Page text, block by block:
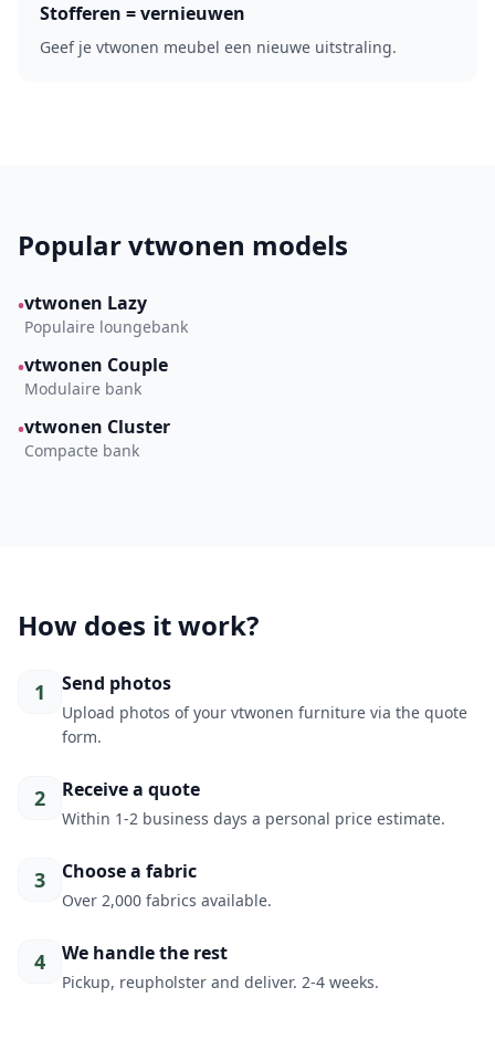
Stofferen = vernieuwen
Geef je vtwonen meubel een nieuwe uitstraling.
Popular vtwonen models
•vtwonen Lazy
Populaire loungebank
•vtwonen Couple
Modulaire bank
•vtwonen Cluster
Compacte bank
How does it work?
1 Send photos
Upload photos of your vtwonen furniture via the quote
form.
2 Receive a quote
Within 1-2 business days a personal price estimate.
3 Choose a fabric
Over 2,000 fabrics available.
4 We handle the rest
Pickup, reupholster and deliver. 2-4 weeks.